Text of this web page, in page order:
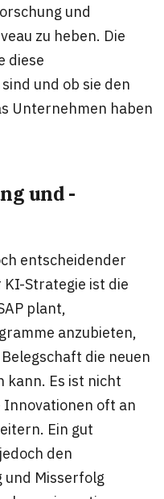
und
zu heben. Die
diese
und ob sie den
Unternehmen haben
und -
entscheidender
Strategie ist die
plant,
anzubieten,
die neuen
kann. Es ist nicht
Innovationen oft an
Ein gut
den
und Misserfolg